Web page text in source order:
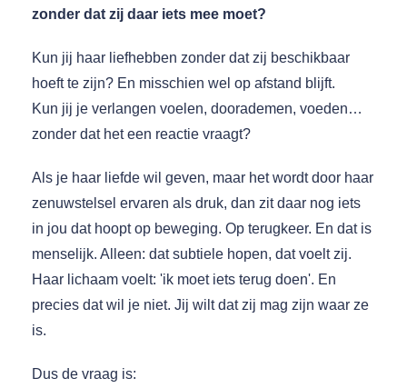
zonder dat zij daar iets mee moet?
Kun jij haar liefhebben zonder dat zij beschikbaar
hoeft te zijn? En misschien wel op afstand blijft.
Kun jij je verlangen voelen, doorademen, voeden…
zonder dat het een reactie vraagt?
Als je haar liefde wil geven, maar het wordt door haar
zenuwstelsel ervaren als druk, dan zit daar nog iets
in jou dat hoopt op beweging. Op terugkeer. En dat is
menselijk. Alleen: dat subtiele hopen, dat voelt zij.
Haar lichaam voelt: 'ik moet iets terug doen'. En
precies dat wil je niet. Jij wilt dat zij mag zijn waar ze
is.
Dus de vraag is: